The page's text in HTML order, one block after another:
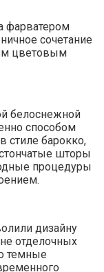
фарватером
сочетание
цветовым
белоснежной
способом
стиле барокко,
шторы
процедуры
дизайну
отделочных
темные